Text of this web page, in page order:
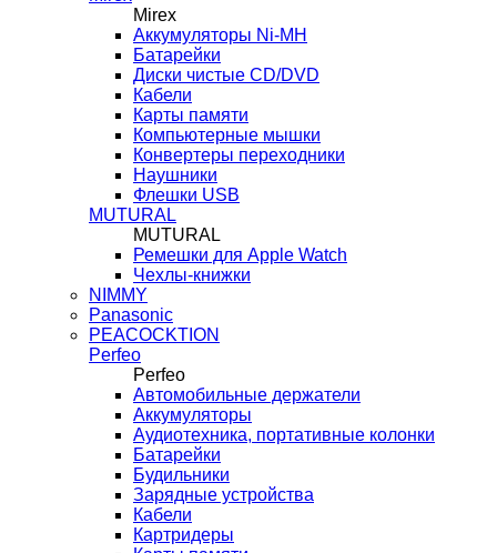
Mirex
Аккумуляторы Ni-MH
Батарейки
Диски чистые CD/DVD
Кабели
Карты памяти
Компьютерные мышки
Конвертеры переходники
Наушники
Флешки USB
MUTURAL
MUTURAL
Ремешки для Apple Watch
Чехлы-книжки
NIMMY
Panasonic
PEACOCKTION
Perfeo
Perfeo
Автомобильные держатели
Аккумуляторы
Аудиотехника, портативные колонки
Батарейки
Будильники
Зарядные устройства
Кабели
Картридеры